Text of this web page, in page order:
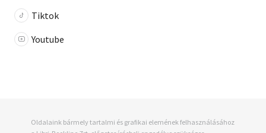
Tiktok
Youtube
Oldalaink bármely tartalmi és grafikai elemének felhasználásához